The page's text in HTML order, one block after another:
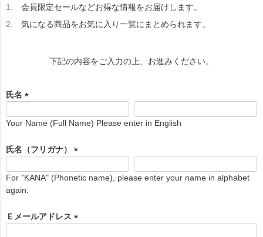
会員限定セールなどお得な情報をお届けします。
気になる商品をお気に入り一覧にまとめられます。
下記の内容をご入力の上、お進みください。
氏名
必
Your Name (Full Name) Please enter in English
氏名（フリガナ）
必
For "KANA" (Phonetic name), please enter your name in alphabet
again.
Ｅメールアドレス